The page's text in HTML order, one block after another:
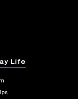
Life